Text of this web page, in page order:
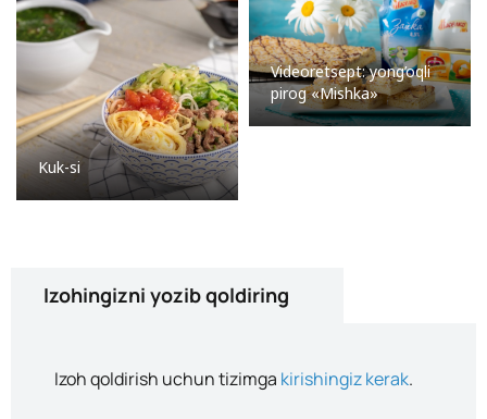
Kuk-si
Videoretsept: yong’oqli
pirog «Mishka»
Izohingizni yozib qoldiring
Izoh qoldirish uchun tizimga kirishingiz kerak.